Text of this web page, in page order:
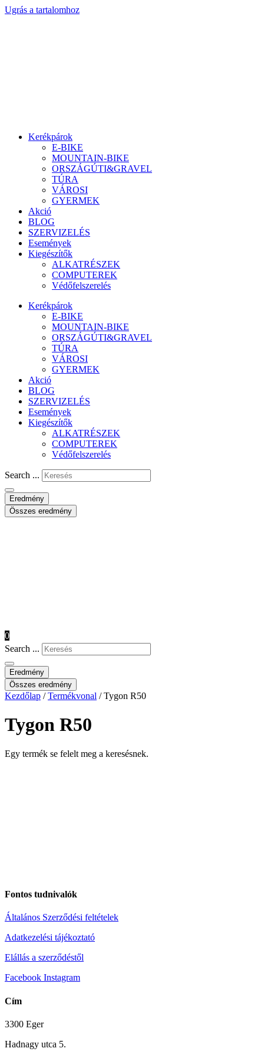
Ugrás a tartalomhoz
Kerékpárok
E-BIKE
MOUNTAIN-BIKE
ORSZÁGÚTI&GRAVEL
TÚRA
VÁROSI
GYERMEK
Akció
BLOG
SZERVIZELÉS
Események
Kiegészítők
ALKATRÉSZEK
COMPUTEREK
Védőfelszerelés
Kerékpárok
E-BIKE
MOUNTAIN-BIKE
ORSZÁGÚTI&GRAVEL
TÚRA
VÁROSI
GYERMEK
Akció
BLOG
SZERVIZELÉS
Események
Kiegészítők
ALKATRÉSZEK
COMPUTEREK
Védőfelszerelés
Search ...
Eredmény
Összes eredmény
0
Search ...
Eredmény
Összes eredmény
Kezdőlap /Termékvonal / Tygon R50
Tygon R50
Egy termék se felelt meg a keresésnek.
Fontos tudnivalók
Általános Szerződési feltételek
Adatkezelési tájékoztató
Elállás a szerződéstől
Facebook Instagram
Cím
3300 Eger
Hadnagy utca 5.